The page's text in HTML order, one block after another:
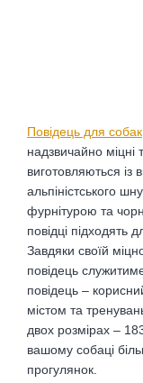
Повідець для собак
надзвичайно міцні
виготовляються із
альпіністського
фурнітурою та
повідці підходять
Завдяки своїй
повідець
повідець –
містом та
двох розмірах –
вашому собаці
прогулянок.